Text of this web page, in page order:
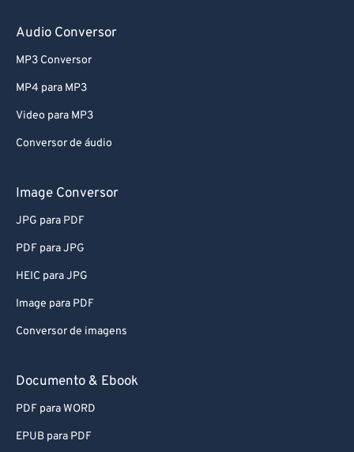
Audio Conversor
MP3 Conversor
MP4 para MP3
Video para MP3
Conversor de áudio
Image Conversor
JPG para PDF
PDF para JPG
HEIC para JPG
Image para PDF
Conversor de imagens
Documento & Ebook
PDF para WORD
EPUB para PDF